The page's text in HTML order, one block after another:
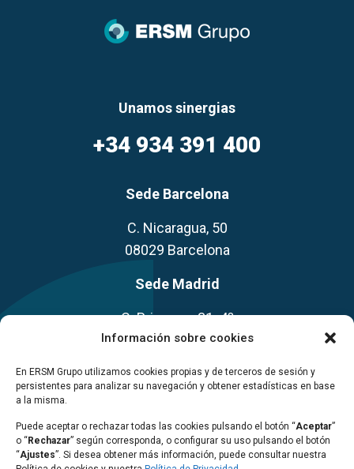
Información sobre cookies
En ERSM Grupo utilizamos cookies propias y de terceros de sesión y
persistentes para analizar su navegación y obtener estadísticas en base
a la misma.
Puede aceptar o rechazar todas las cookies pulsando el botón “Aceptar”
o “ Rechazar” según corresponda, o configurar su uso pulsando el botón
“Ajustes”. Si desea obtener más información, puede consultar nuestra
Unamos sinergias
+34 934 391 400
Sede Barcelona
C. Nicaragua, 50
08029 Barcelona
Sede Madrid
C. Princesa, 31. 4º
28008 Madrid